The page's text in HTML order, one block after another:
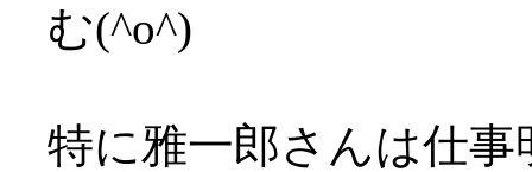
む(^o^)
特に雅一郎さんは仕